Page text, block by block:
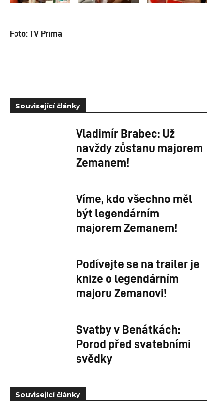
Foto: TV Prima
Související články
Vladimír Brabec: Už
navždy zůstanu majorem
Zemanem!
Víme, kdo všechno měl
být legendárním
majorem Zemanem!
Podívejte se na trailer je
knize o legendárním
majoru Zemanovi!
Svatby v Benátkách:
Porod před svatebními
svědky
Související články